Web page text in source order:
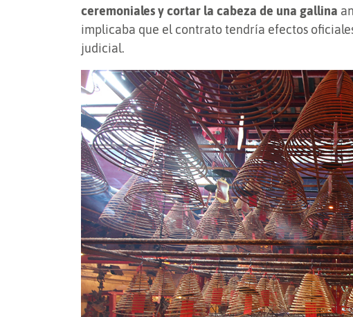
ceremoniales y cortar la cabeza de una gallina
implicaba que el contrato tendría efectos
judicial.